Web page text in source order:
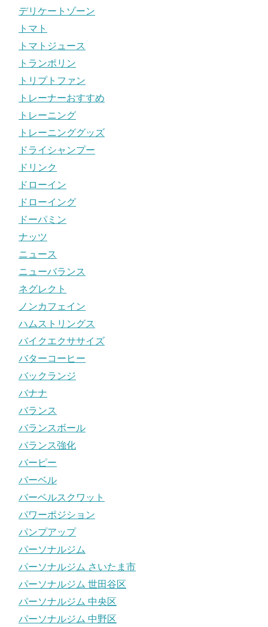
デリケートゾーン
トマト
トマトジュース
トランポリン
トリプトファン
トレーナーおすすめ
トレーニング
トレーニンググッズ
ドライシャンプー
ドリンク
ドローイン
ドローイング
ドーパミン
ナッツ
ニュース
ニューバランス
ネグレクト
ノンカフェイン
ハムストリングス
バイクエクササイズ
バターコーヒー
バックランジ
バナナ
バランス
バランスボール
バランス強化
バーピー
バーベル
バーベルスクワット
パワーポジション
パンプアップ
パーソナルジム
パーソナルジム さいたま市
パーソナルジム 世田谷区
パーソナルジム 中央区
パーソナルジム 中野区